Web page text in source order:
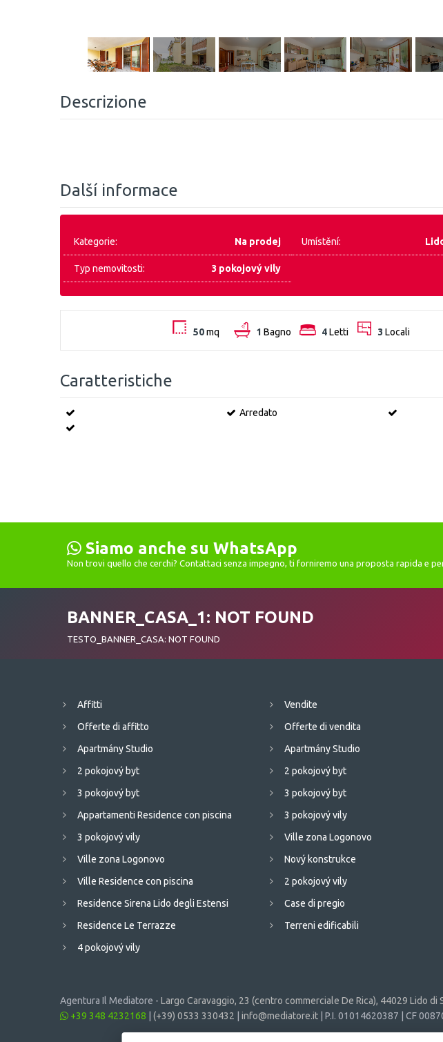
Descrizione
Další informace
Kategorie: Na prodej Umístění:
Typ nemovitosti: 3 pokojový vily
50mq 1 Bagno 4Letti 3 Locali
Caratteristiche
Arredato
Siamo anche su WhatsApp
Non trovi quello che cerchi? Contattaci senza impegno, ti forniremo una proposta rapida e
BANNER_CASA_1: NOT FOUND
TESTO_BANNER_CASA: NOT FOUND
Affitti
Offerte di affitto
Apartmány Studio
2 pokojový byt
3 pokojový byt
Appartamenti Residence con piscina
3 pokojový vily
Ville zona Logonovo
Ville Residence con piscina
Residence Sirena Lido degli Estensi
Residence Le Terrazze
4 pokojový vily
Vendite
Offerte di vendita
Apartmány Studio
2 pokojový byt
3 pokojový byt
3 pokojový vily
Ville zona Logonovo
Nový konstrukce
2 pokojový vily
Case di pregio
Terreni edificabili
Agentura Il Mediatore - Largo Caravaggio, 23 (centro commerciale De Rica), 44029 Lido di
+39 348 4232168
(+39) 0533 330432 info@mediatore.it | P.I. 01014620387 | CF